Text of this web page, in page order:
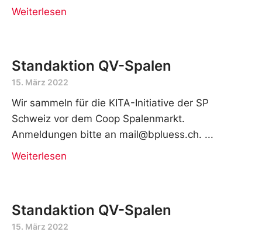
Weiterlesen
Standaktion QV-Spalen
15. März 2022
Wir sammeln für die KITA-Initiative der SP
Schweiz vor dem Coop Spalenmarkt.
Anmeldungen bitte an mail@bpluess.ch.
Weiterlesen
Standaktion QV-Spalen
15. März 2022